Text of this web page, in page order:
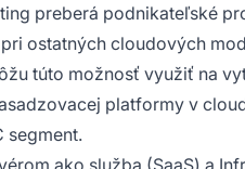
preberá podnikateľské
ostatných cloudových
túto možnosť využiť na
platformy v
segment.
ako služba (SaaS) a